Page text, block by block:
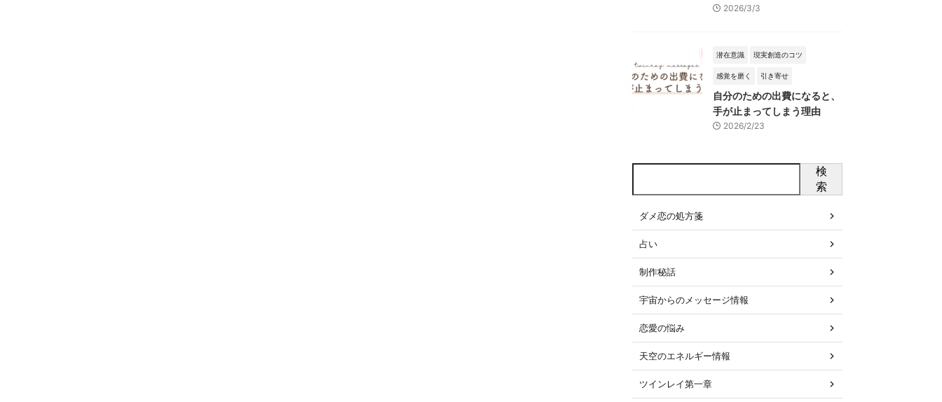
2026/3/3
潜在意識 現実創造のコツ
感覚を磨く 引き寄せ
自分のための出費になると、
手が止まってしまう理由
2026/2/23
検
索
ダメ恋の処方箋
占い
制作秘話
宇宙からのメッセージ情報
恋愛の悩み
天空のエネルギー情報
ツインレイ第一章